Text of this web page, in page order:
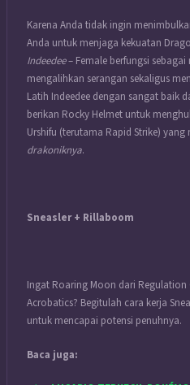
Karena Anda tidak ingin
Anda untuk menjaga kekuatan
Indeedee– Female berfungsi
mengalihkan serangan sekaligus
Latih Indeedee dengan sangat baik
berikan Rocky Helmet untuk
Urshifu (terutama Rapid Strike)
drakoniknya.
Sneasler + Rillaboom
Ingat Roaring Moon dari Regulation
Acrobatics? Begitulah cara kerja
untuk mencapai potensi penuhnya.
Baca juga: